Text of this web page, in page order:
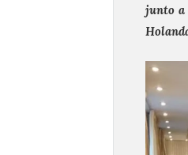
junto a